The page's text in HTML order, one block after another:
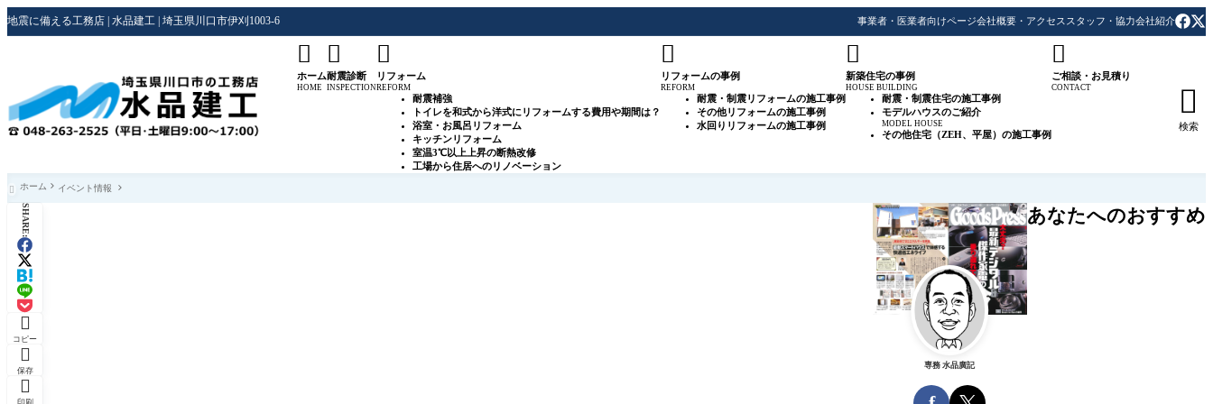
地震に備える工務店 | 水品建工 | 埼玉県川口市伊刈1003-6 事業者・医業者向けページ会社概要・アクセス スタッフ・協力会社紹介

ホーム
HOME

耐震診断
INSPECTION

リフォーム
REFORM
耐震補強
トイレを和式から洋式にリフォームする費用や期間は？
浴室・お風呂リフォーム
キッチンリフォーム
室温3℃以上上昇の断熱改修
工場から住居へのリノベーション

リフォームの事例
REFORM
耐震・制震リフォームの施工事例
その他リフォームの施工事例
水回りリフォームの施工事例

新築住宅の事例
HOUSE BUILDING
耐震・制震住宅の施工事例
モデルハウスのご紹介
MODEL HOUSE
その他住宅（ZEH、平屋）の施工事例

ご相談・お見積り
CONTACT 
検索
 ホーム イベント情報
SHARE:

コピー

保存

専務 水品廣記
あなたへのおすすめ